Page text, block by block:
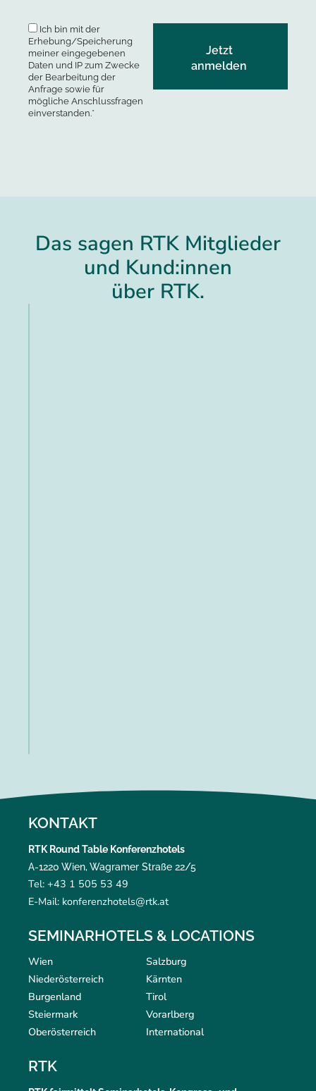
Ich bin mit der
Erhebung/Speicherung
meiner eingegebenen
Daten und IP zum Zwecke
der Bearbeitung der
Anfrage sowie für
mögliche Anschlussfragen
einverstanden.*
Das sagen RTK Mitglieder
und Kund:innen
über RTK.
KONTAKT
RTK Round Table Konferenzhotels
A-1220 Wien, Wagramer Straße 22/5
Tel: +43 1 505 53 49
E-Mail: konferenzhotels@rtk.at
SEMINARHOTELS & LOCATIONS
Wien
Niederösterreich
Burgenland
Steiermark
Oberösterreich
Salzburg
Kärnten
Tirol
Vorarlberg
International
RTK